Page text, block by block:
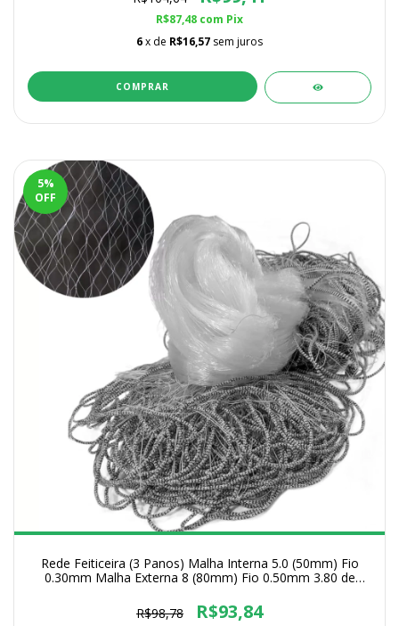
R$87,48 com Pix
6x de R$16,57 sem juros
COMPRAR
5%
OFF
Rede Feiticeira (3 Panos) Malha Interna 5.0 (50mm) Fio
0.30mm Malha Externa 8 (80mm) Fio 0.50mm 3.80 de
R$98,78
R$93,84